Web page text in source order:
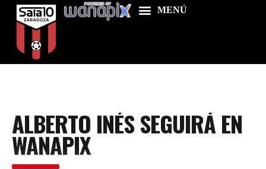
Food & Drink
Features
News
ALBERTO INÉS SEGUIRÁ EN
WANAPIX